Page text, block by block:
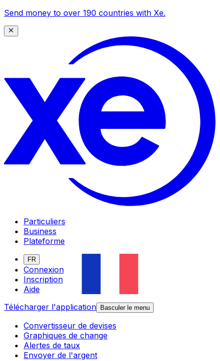
Send money to over 190 countries with Xe.
Particuliers
Business
Plateforme
FR
Connexion
Inscription
Aide
Télécharger l'application
Basculer le menu
Convertisseur de devises
Graphiques de change
Alertes de taux
Envoyer de l'argent